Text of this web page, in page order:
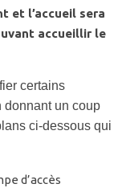
et l’accueil sera
accueillir le
certains
donnant un coup
ci-dessous qui
d’accès